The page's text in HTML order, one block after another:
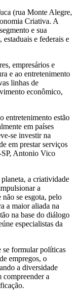
(rua Monte Alegre,
Criativa. A
e sua
e federais e
empresários e
e ao entretenimento
linhas de
econômico,
entretenimento estão
em países
se investir na
em prestar serviços
SP, Antonio Vico
a criatividade
a
se esgota, pelo
a maior aliada na
na base do diálogo
especialistas da
se formular políticas
empregos, o
a diversidade
a